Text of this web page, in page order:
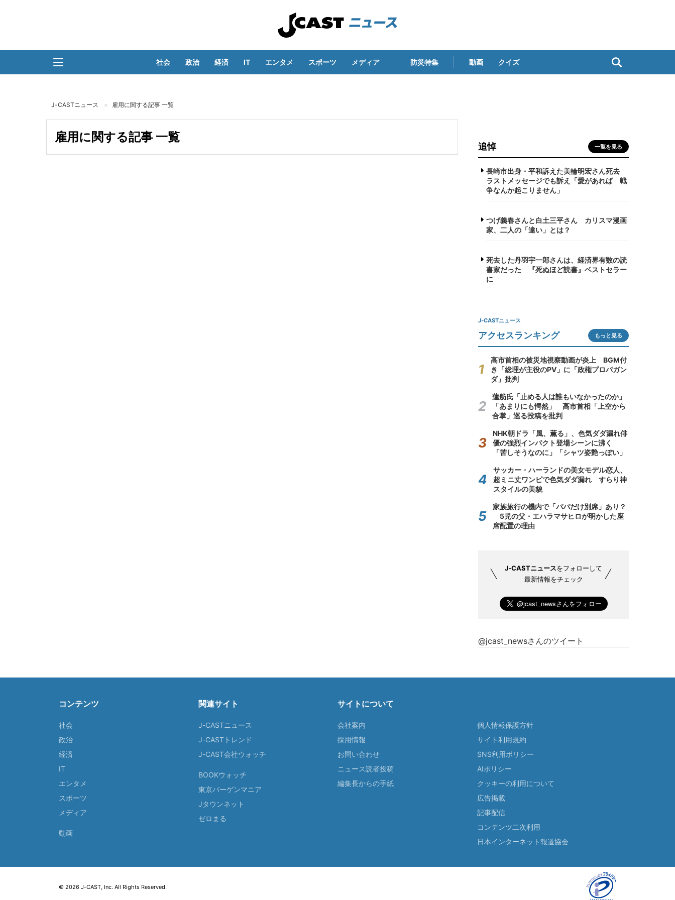
社会 政治 経済 IT エンタメ スポーツ メディア 防災特集 動画 クイズ
J-CASTニュース 雇用に関する記事 一覧
雇用に関する記事 一覧
追悼 一覧を見る
長崎市出身・平和訴えた美輪明宏さん死去
ラストメッセージでも訴え「愛があれば 戦
争なんか起こりません」
つげ義春さんと白土三平さん カリスマ漫画
家、二人の「違い」とは？
死去した丹羽宇一郎さんは、経済界有数の読
書家だった 『死ぬほど読書』ベストセラー
に
J-CASTニュース
アクセスランキング もっと見る
高市首相の被災地視察動画が炎上 BGM付
き「総理が主役のPV」に「政権プロパガン
ダ」批判
蓮舫氏「止める人は誰もいなかったのか」
「あまりにも愕然」 高市首相「上空から
合掌」巡る投稿を批判
NHK朝ドラ「風、薫る」、色気ダダ漏れ俳
優の強烈インパクト登場シーンに沸く
「苦しそうなのに」「シャツ姿艶っぽい」
サッカー・ハーランドの美女モデル恋人、
超ミニ丈ワンピで色気ダダ漏れ すらり神
スタイルの美貌
家族旅行の機内で「パパだけ別席」あり？
5児の父・エハラマサヒロが明かした座
席配置の理由
J-CASTニュースをフォローして
最新情報をチェック
@jcast_newsさんのツイート
コンテンツ
社会
政治
経済
IT
エンタメ
スポーツ
メディア
動画
関連サイト
J-CASTニュース
J-CASTトレンド
J-CAST会社ウォッチ
BOOKウォッチ
東京バーゲンマニア
Jタウンネット
ゼロまる
サイトについて
会社案内
採用情報
お問い合わせ
ニュース読者投稿
編集長からの手紙
個人情報保護方針
サイト利用規約
SNS利用ポリシー
AIポリシー
クッキーの利用について
広告掲載
記事配信
コンテンツ二次利用
日本インターネット報道協会
© 2026 J-CAST, Inc. All Rights Reserved.